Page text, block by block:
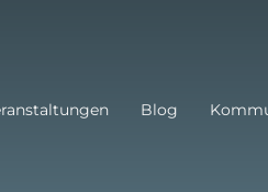
Blog